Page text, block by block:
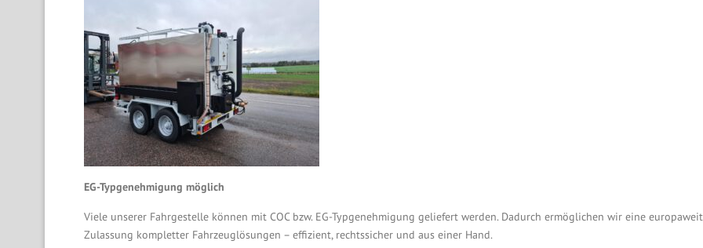
EG-Typgenehmigung möglich
Viele unserer Fahrgestelle können mit COC bzw. EG-Typgenehmigung geliefert werden. Dadurch ermöglichen wir eine
Zulassung kompletter Fahrzeuglösungen – effizient, rechtssicher und aus einer Hand.